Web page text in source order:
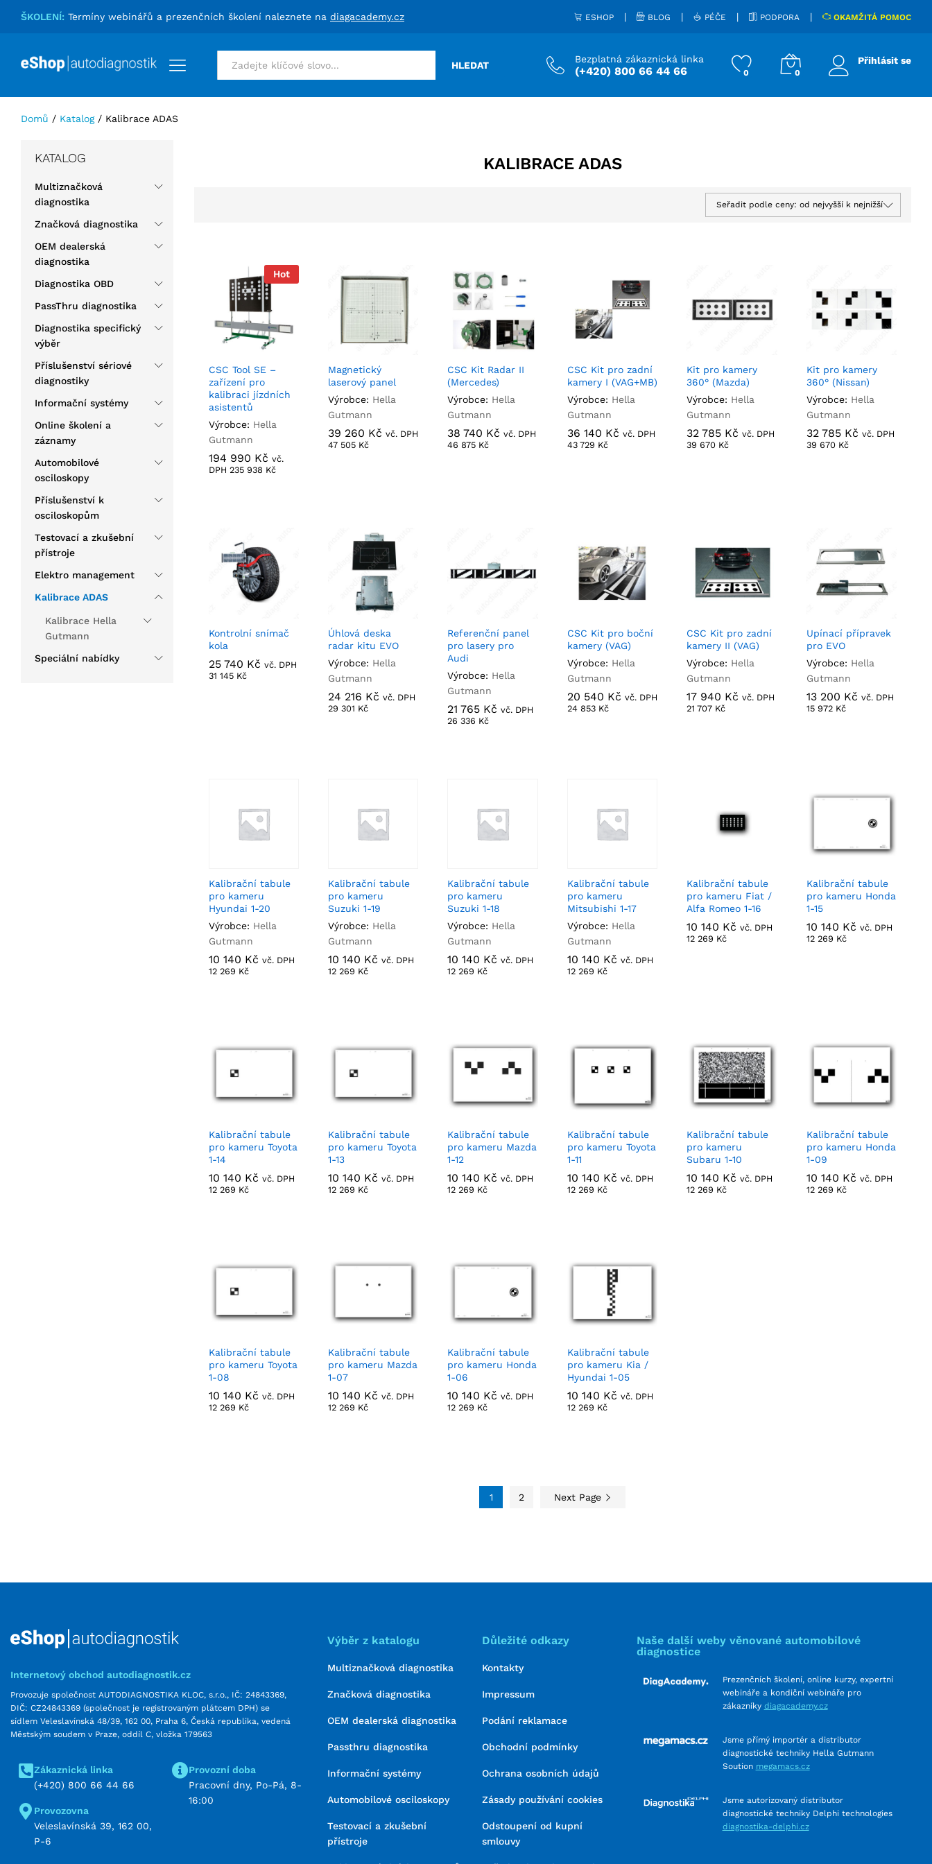
ŠKOLENÍ: Termíny webinářů a prezenčních školení naleznete na diagacademy.cz ESHOP | BLOG | PÉČE | PODPORA | OKAMŽITÁ POMOC
Vše HLEDAT
Bezplatná zákaznická linka
(+420) 800 66 44 66 0 0
Přihlásit se
Domů / Katalog / Kalibrace ADAS
KALIBRACE ADAS
Seřadit podle ceny: od nejvyšší k nejnižší
Hot
CSC Tool SE –
zařízení pro
kalibraci jízdních
asistentů
Výrobce: Hella
Gutmann
194 990 Kč vč.
DPH 235 938 Kč
194 990 Kč
235 938 Kč
Magnetický
laserový panel
Výrobce: Hella
Gutmann
39 260 Kč vč. DPH
47 505 Kč
39 260 Kč
47 505 Kč
CSC Kit Radar II
(Mercedes)
Výrobce: Hella
Gutmann
38 740 Kč vč. DPH
46 875 Kč
38 740 Kč
46 875 Kč
CSC Kit pro zadní
kamery I (VAG+MB)
Výrobce: Hella
Gutmann
36 140 Kč vč. DPH
43 729 Kč
36 140 Kč
43 729 Kč
Kit pro kamery
360° (Mazda)
Výrobce: Hella
Gutmann
32 785 Kč vč. DPH
39 670 Kč
32 785 Kč
39 670 Kč
Kit pro kamery
360° (Nissan)
Výrobce: Hella
Gutmann
32 785 Kč vč. DPH
39 670 Kč
32 785 Kč
39 670 Kč
Kontrolní snímač
kola
25 740 Kč vč. DPH
31 145 Kč
25 740 Kč
31 145 Kč
Úhlová deska
radar kitu EVO
Výrobce: Hella
Gutmann
24 216 Kč vč. DPH
29 301 Kč
24 216 Kč
29 301 Kč
Referenční panel
pro lasery pro
Audi
Výrobce: Hella
Gutmann
21 765 Kč vč. DPH
26 336 Kč
21 765 Kč
26 336 Kč
CSC Kit pro boční
kamery (VAG)
Výrobce: Hella
Gutmann
20 540 Kč vč. DPH
24 853 Kč
20 540 Kč
24 853 Kč
CSC Kit pro zadní
kamery II (VAG)
Výrobce: Hella
Gutmann
17 940 Kč vč. DPH
21 707 Kč
17 940 Kč
21 707 Kč
Upínací přípravek
pro EVO
Výrobce: Hella
Gutmann
13 200 Kč vč. DPH
15 972 Kč
13 200 Kč
15 972 Kč
Kalibrační tabule
pro kameru
Hyundai 1-20
Výrobce: Hella
Gutmann
10 140 Kč vč. DPH
12 269 Kč
10 140 Kč
12 269 Kč
Kalibrační tabule
pro kameru
Suzuki 1-19
Výrobce: Hella
Gutmann
10 140 Kč vč. DPH
12 269 Kč
10 140 Kč
12 269 Kč
Kalibrační tabule
pro kameru
Suzuki 1-18
Výrobce: Hella
Gutmann
10 140 Kč vč. DPH
12 269 Kč
10 140 Kč
12 269 Kč
Kalibrační tabule
pro kameru
Mitsubishi 1-17
Výrobce: Hella
Gutmann
10 140 Kč vč. DPH
12 269 Kč
10 140 Kč
12 269 Kč
Kalibrační tabule
pro kameru Fiat /
Alfa Romeo 1-16
10 140 Kč vč. DPH
12 269 Kč
10 140 Kč
12 269 Kč
Kalibrační tabule
pro kameru Honda
1-15
10 140 Kč vč. DPH
12 269 Kč
10 140 Kč
12 269 Kč
Kalibrační tabule
pro kameru Toyota
1-14
10 140 Kč vč. DPH
12 269 Kč
10 140 Kč
12 269 Kč
Kalibrační tabule
pro kameru Toyota
1-13
10 140 Kč vč. DPH
12 269 Kč
10 140 Kč
12 269 Kč
Kalibrační tabule
pro kameru Mazda
1-12
10 140 Kč vč. DPH
12 269 Kč
10 140 Kč
12 269 Kč
Kalibrační tabule
pro kameru Toyota
1-11
10 140 Kč vč. DPH
12 269 Kč
10 140 Kč
12 269 Kč
Kalibrační tabule
pro kameru
Subaru 1-10
10 140 Kč vč. DPH
12 269 Kč
10 140 Kč
12 269 Kč
Kalibrační tabule
pro kameru Honda
1-09
10 140 Kč vč. DPH
12 269 Kč
10 140 Kč
12 269 Kč
Kalibrační tabule
pro kameru Toyota
1-08
10 140 Kč vč. DPH
12 269 Kč
10 140 Kč
12 269 Kč
Kalibrační tabule
pro kameru Mazda
1-07
10 140 Kč vč. DPH
12 269 Kč
10 140 Kč
12 269 Kč
Kalibrační tabule
pro kameru Honda
1-06
10 140 Kč vč. DPH
12 269 Kč
10 140 Kč
12 269 Kč
Kalibrační tabule
pro kameru Kia /
Hyundai 1-05
10 140 Kč vč. DPH
12 269 Kč
10 140 Kč
12 269 Kč
1 2 Next Page
KATALOG
Multiznačková
diagnostika
Značková diagnostika
OEM dealerská
diagnostika
Diagnostika OBD
PassThru diagnostika
Diagnostika specifický
výběr
Příslušenství sériové
diagnostiky
Informační systémy
Online školení a
záznamy
Automobilové
osciloskopy
Příslušenství k
osciloskopům
Testovací a zkušební
přístroje
Elektro management
Kalibrace ADAS
Kalibrace Hella
Gutmann
Speciální nabídky
Internetový obchod autodiagnostik.cz
Provozuje společnost AUTODIAGNOSTIKA KLOC, s.r.o., IČ: 24843369,
DIČ: CZ24843369 (společnost je registrovaným plátcem DPH) se
sídlem Veleslavínská 48/39, 162 00, Praha 6, Česká republika, vedená
Městským soudem v Praze, oddíl C, vložka 179563
Zákaznická linka
(+420) 800 66 44 66
Provozovna
Veleslavínská 39, 162 00,
P-6
Provozní doba
Pracovní dny, Po-Pá, 8-
16:00
Výběr z katalogu
Multiznačková diagnostika
Značková diagnostika
OEM dealerská diagnostika
Passthru diagnostika
Informační systémy
Automobilové osciloskopy
Testovací a zkušební
přístroje
Důležité odkazy
Kontakty
Impressum
Podání reklamace
Obchodní podmínky
Ochrana osobních údajů
Zásady používání cookies
Odstoupení od kupní
smlouvy
Naše další weby věnované automobilové
diagnostice
Prezenčních školení, online kurzy, expertní
webináře a kondiční webináře pro
zákazníky diagacademy.cz
Jsme přímý importér a distributor
diagnostické techniky Hella Gutmann
Soution megamacs.cz
Jsme autorizovaný distributor
diagnostické techniky Delphi technologies
diagnostika-delphi.cz